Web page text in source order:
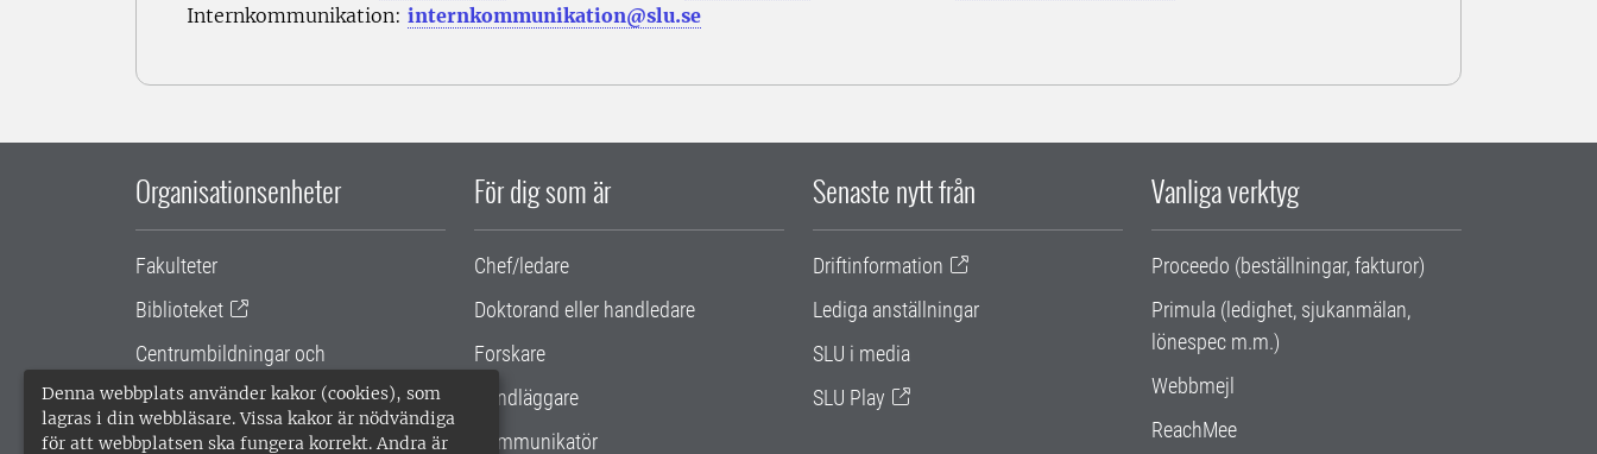
Denna webbplats använder kakor (cookies), som
lagras i din webbläsare. Vissa kakor är nödvändiga
för att webbplatsen ska fungera korrekt. Andra är
Internkommunikation: internkommunikation@slu.se
Organisationsenheter
Fakulteter
Biblioteket
Centrumbildningar och
samarbetsprojekt
Gemensamma verksamhetsstödet
För dig som är
Chef/ledare
Doktorand eller handledare
Forskare
Handläggare
Kommunikatör
Senaste nytt från
Driftinformation
Lediga anställningar
SLU i media
SLU Play
Vanliga verktyg
Proceedo (beställningar, fakturor)
Primula (ledighet, sjukanmälan,
lönespec m.m.)
Webbmejl
ReachMee